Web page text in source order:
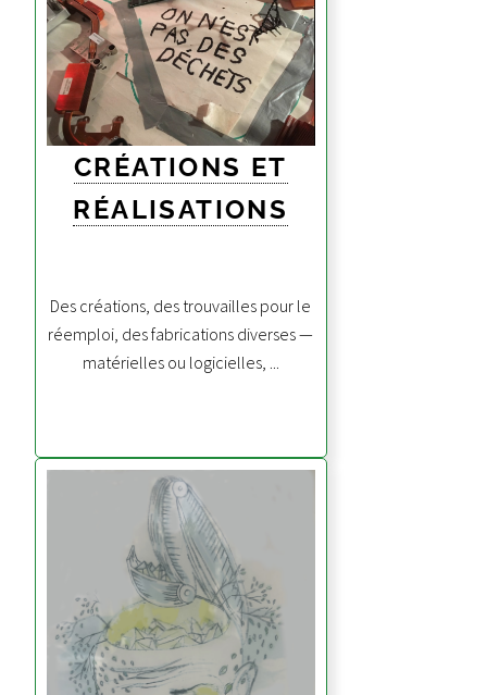
CRÉATIONS ET
RÉALISATIONS
Des créations, des trouvailles pour le
réemploi, des fabrications diverses —
matérielles ou logicielles, ...